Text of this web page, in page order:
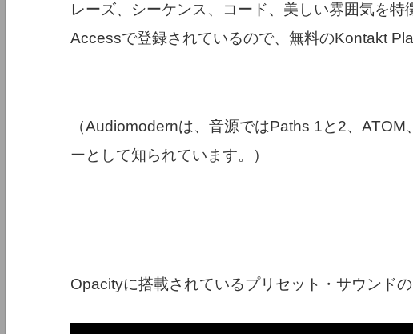
レーズ、シーケンス、コード、美しい雰囲気を
Accessで登録されているので、無料のKontakt
（Audiomodernは、音源ではPaths 1と2、
ーとして知られています。）
Opacityに搭載されているプリセット・サウンドの